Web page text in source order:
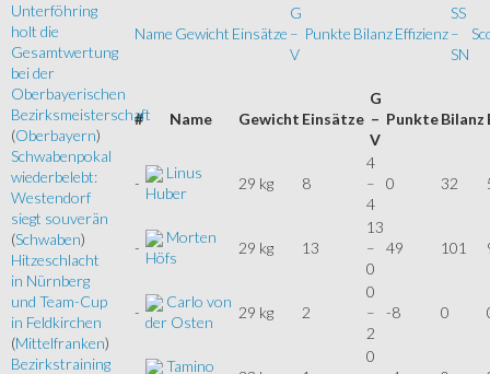
Name Gewicht Einsätze
G
–
V
Punkte BilanzEffizienz
SS
–
SN
# Name Gewicht Einsätze
G
–
V
PunkteBilanz
-
Linus
Huber
29 kg 8
4
–
4
0 32
-
Morten
Höfs
29 kg 13
13
–
0
49 101
-
Carlo von
der Osten
29 kg 2
0
–
2
-8 0
Tamino
0
Unterföhring
holt die
Gesamtwertung
bei der
Oberbayerischen
Bezirksmeisterschaft
(Oberbayern)
Schwabenpokal
wiederbelebt:
Westendorf
siegt souverän
(Schwaben)
Hitzeschlacht
in Nürnberg
und Team-Cup
in Feldkirchen
(Mittelfranken)
Bezirkstraining